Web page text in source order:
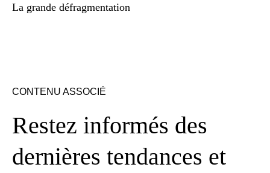
La grande défragmentation
CONTENU ASSOCIÉ
Restez informés des
dernières tendances et